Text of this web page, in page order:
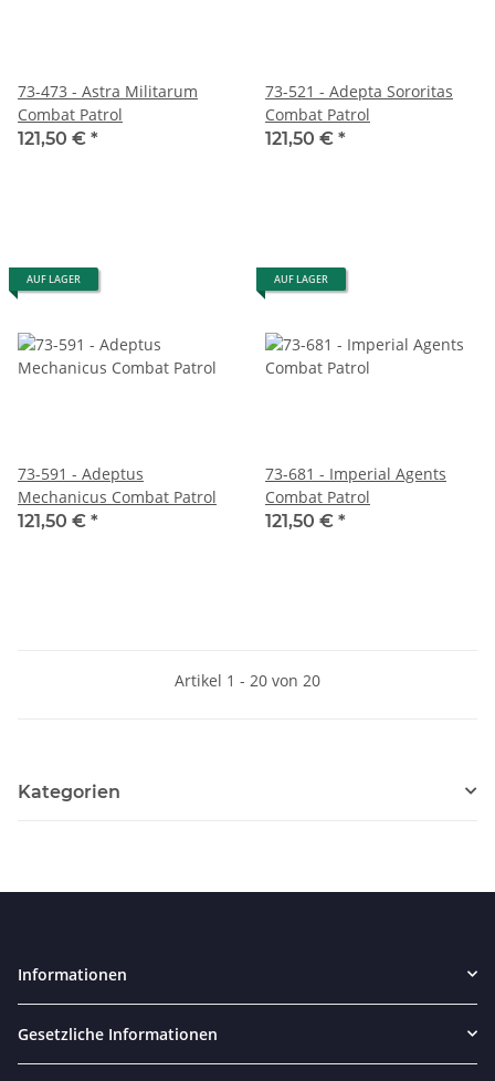
73-473 - Astra Militarum
Combat Patrol
121,50 € *
73-521 - Adepta Sororitas
Combat Patrol
121,50 € *
AUF LAGER
73-591 - Adeptus
Mechanicus Combat Patrol
121,50 € *
AUF LAGER
73-681 - Imperial Agents
Combat Patrol
121,50 € *
Artikel 1 - 20 von 20
Kategorien
Informationen
Gesetzliche Informationen